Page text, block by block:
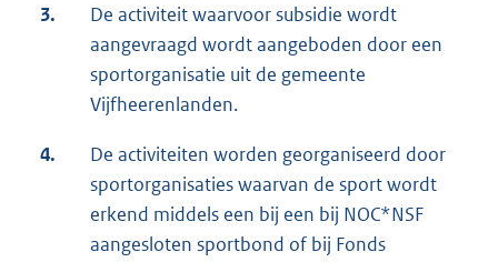
3.
De activiteit waarvoor subsidie wordt
aangevraagd wordt aangeboden door een
sportorganisatie uit de gemeente
Vijfheerenlanden.
4.
De activiteiten worden georganiseerd door
sportorganisaties waarvan de sport wordt
erkend middels een bij een bij NOC*NSF
aangesloten sportbond of bij Fonds